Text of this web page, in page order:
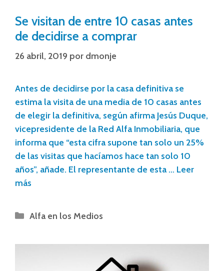
Se visitan de entre 10 casas antes
de decidirse a comprar
26 abril, 2019 por dmonje
Antes de decidirse por la casa definitiva se
estima la visita de una media de 10 casas antes
de elegir la definitiva, según afirma Jesús Duque,
vicepresidente de la Red Alfa Inmobiliaria, que
informa que “esta cifra supone tan solo un 25%
de las visitas que hacíamos hace tan solo 10
años”, añade. El representante de esta … Leer
más
Alfa en los Medios